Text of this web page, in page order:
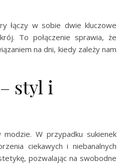
łączy w sobie dwie kluczowe
To połączenie sprawia, że
na dni, kiedy zależy nam
styl i
W przypadku sukienek
ciekawych i niebanalnych
pozwalając na swobodne